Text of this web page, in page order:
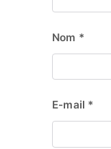
Nom *
E-mail *